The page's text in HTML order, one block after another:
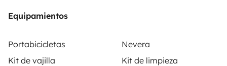
Equipamientos
Portabicicletas
Nevera
Kit de vajilla
Kit de limpieza